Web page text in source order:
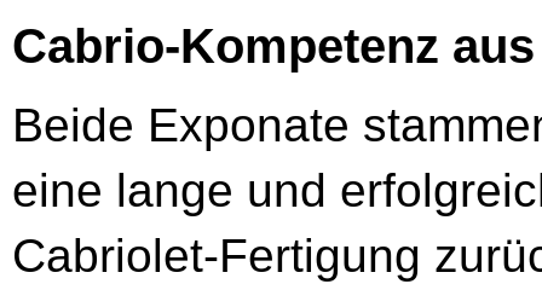
Cabrio-Kompetenz
Beide Exponate
eine lange und
Cabriolet-Fertigung